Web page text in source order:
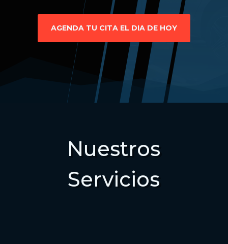
AGENDA TU CITA EL DIA DE HOY
Nuestros
Servicios